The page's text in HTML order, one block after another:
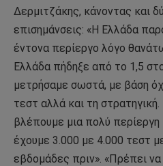
Δερμιτζάκης, κάνοντας και
επισημάνσεις: «Η Ελλάδα
έντονα περίεργο λόγο
Ελλάδα πήδηξε από το 1,5
μετρήσαμε σωστά, με βάση
τεστ αλλά και τη
βλέπουμε μια πολύ περίεργη
έχουμε 3.000 με 4.000 τεστ
εβδομάδες πριν». «Πρέπει